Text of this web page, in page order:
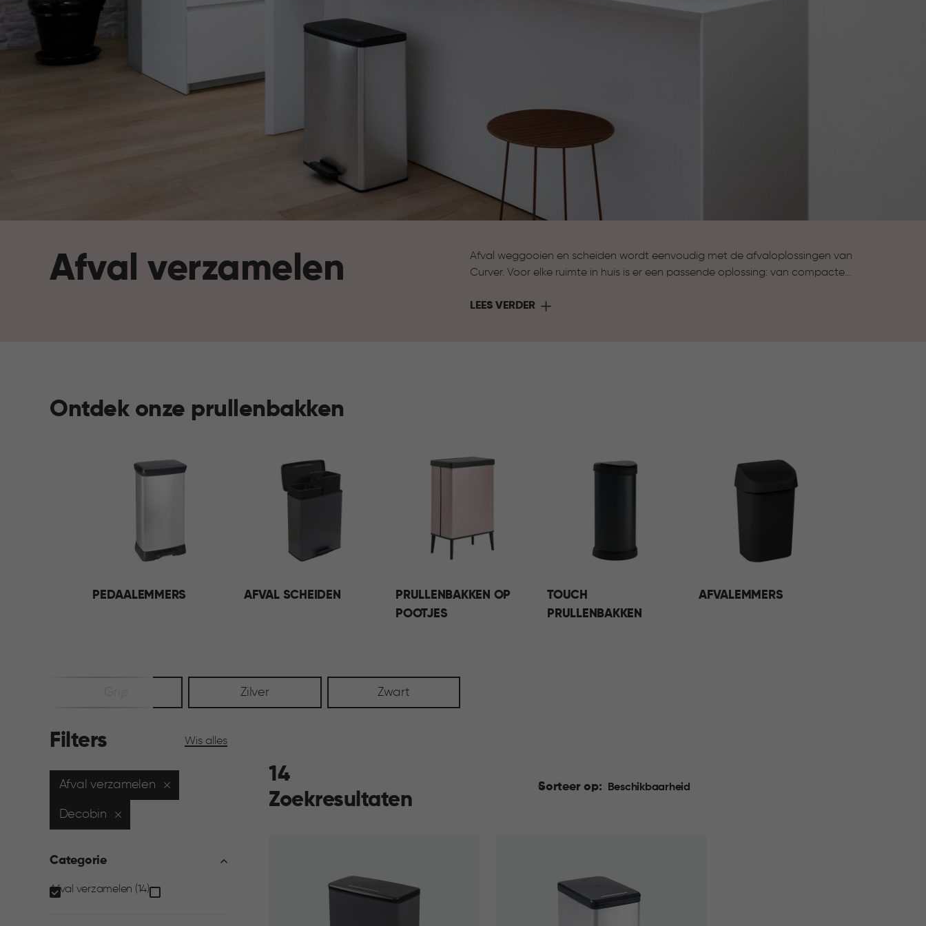
Afval verzamelen
Afval weggooien en scheiden wordt eenvoudig met de afvaloplossingen van
Curver. Voor elke ruimte in huis is er een passende oplossing: van compacte
slimme systemen om afval te scheiden. Met aandacht voor gebruiksgemak,
LEES VERDER
Ontdek onze prullenbakken
PEDAALEMMERS AFVAL SCHEIDEN
PRULLENBAKKEN OP
POOTJES
TOUCH
PRULLENBAKKEN
AFVALEMMERS
Zilver Zwart
Filters Wis alles
Afval verzamelen
Decobin
Categorie
Categorie
Afval verzamelen (14)
Sorteer op: Beschikbaarheid
14
Zoekresultaten